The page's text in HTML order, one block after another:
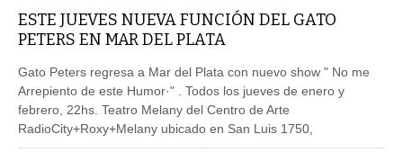
ESTE JUEVES NUEVA FUNCIÓN DEL GATO
PETERS EN MAR DEL PLATA
Gato Peters regresa a Mar del Plata con nuevo show " No me
Arrepiento de este Humor·" . Todos los jueves de enero y
febrero, 22hs. Teatro Melany del Centro de Arte
RadioCity+Roxy+Melany ubicado en San Luis 1750,